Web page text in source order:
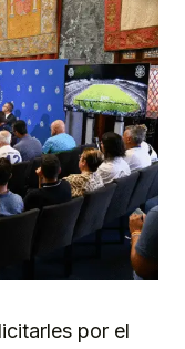
por el